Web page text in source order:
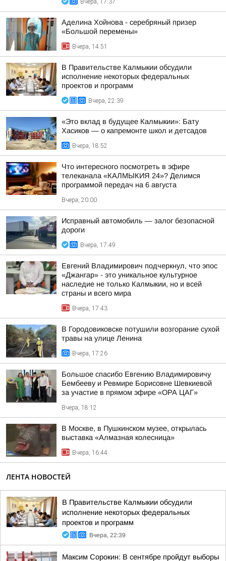
Вчера, 17:37
Аделина Хойнова - серебряный призер
«Большой перемены»
Вчера, 14:51
В Правительстве Калмыкии обсудили
исполнение некоторых федеральных
проектов и программ
Вчера, 22:39
«Это вклад в будущее Калмыкии»: Бату
Хасиков — о капремонте школ и детсадов
Вчера, 18:52
Что интересного посмотреть в эфире
телеканала «КАЛМЫКИЯ 24»? Делимся
программой передач на 6 августа
Вчера, 20:00
Исправный автомобиль — залог безопасной
дороги
Вчера, 17:49
Евгений Владимирович подчеркнул, что эпос
«Джангар» - это уникальное культурное
наследие не только Калмыкии, но и всей
страны и всего мира
Вчера, 17:43
В Городовиковске потушили возгорание сухой
травы на улице Ленина
Вчера, 17:26
Большое спасибо Евгению Владимировичу
Бембееву и Ревмире Борисовне Шевкиевой
за участие в прямом эфире «ОРА ЦАГ»
Вчера, 18:12
В Москве, в Пушкинском музее, открылась
выставка «Алмазная колесница»
Вчера, 16:44
ЛЕНТА НОВОСТЕЙ
В Правительстве Калмыкии обсудили
исполнение некоторых федеральных
проектов и программ
Вчера, 22:39
Максим Сорокин: В сентябре пройдут выборы